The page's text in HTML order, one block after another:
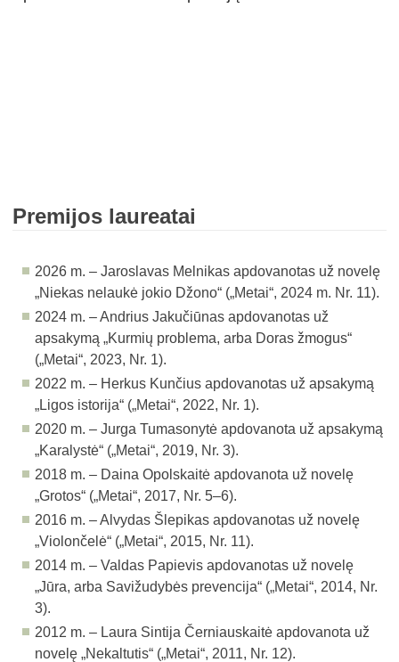
Premijos laureatai
2026 m. – Jaroslavas Melnikas apdovanotas už novelę
„Niekas nelaukė jokio Džono“ („Metai“, 2024 m. Nr. 11).
2024 m. – Andrius Jakučiūnas apdovanotas už
apsakymą „Kurmių problema, arba Doras žmogus“
(„Metai“, 2023, Nr. 1).
2022 m. – Herkus Kunčius apdovanotas už apsakymą
„Ligos istorija“ („Metai“, 2022, Nr. 1).
2020 m. – Jurga Tumasonytė apdovanota už apsakymą
„Karalystė“ („Metai“, 2019, Nr. 3).
2018 m. – Daina Opolskaitė apdovanota už novelę
„Grotos“ („Metai“, 2017, Nr. 5–6).
2016 m. – Alvydas Šlepikas apdovanotas už novelę
„Violončelė“ („Metai“, 2015, Nr. 11).
2014 m. – Valdas Papievis apdovanotas už novelę
„Jūra, arba Savižudybės prevencija“ („Metai“, 2014, Nr.
3).
2012 m. – Laura Sintija Černiauskaitė apdovanota už
novelę „Nekaltutis“ („Metai“, 2011, Nr. 12).